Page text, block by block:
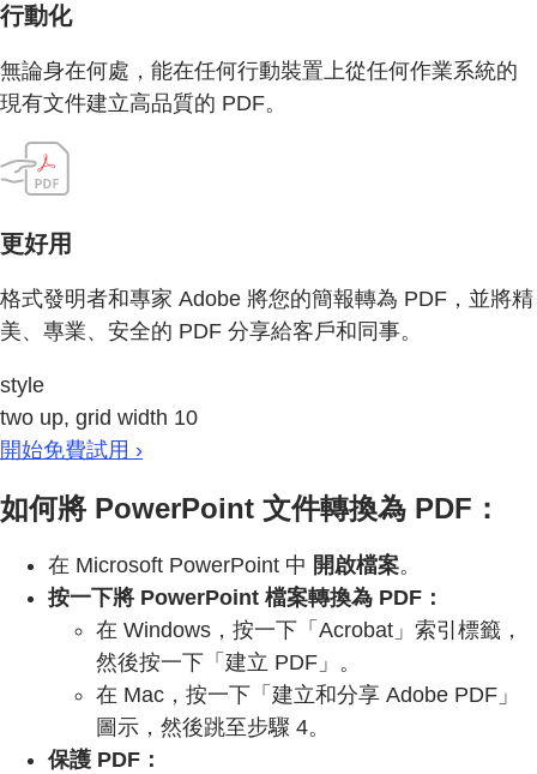
行動化
無論身在何處，能在任何行動裝置上從任何作業系統的
現有文件建立高品質的 PDF。
更好用
格式發明者和專家 Adobe 將您的簡報轉為 PDF，並將精
美、專業、安全的 PDF 分享給客戶和同事。
style
two up, grid width 10
開始免費試用 ›
如何將 PowerPoint 文件轉換為 PDF：
在 Microsoft PowerPoint 中 開啟檔案。
按一下將 PowerPoint 檔案轉換為 PDF：
在 Windows，按一下「Acrobat」索引標籤，
然後按一下「建立 PDF」。
在 Mac，按一下「建立和分享 Adobe PDF」
圖示，然後跳至步驟 4。
保護 PDF：